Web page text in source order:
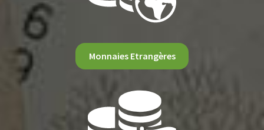
Monnaies Etrangères